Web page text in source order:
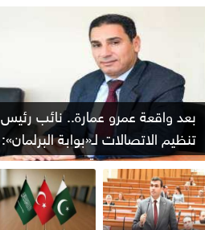
بعد واقعة عمرو عمارة.. نائب رئيس
تنظيم الاتصالات لـ«بوابة البرلمان»:
من يوقع...